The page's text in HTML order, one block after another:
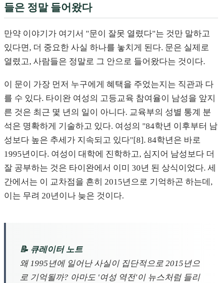
들은 정말 들어왔다
만약 이야기가 여기서 "문이 잘못 열렸다"는 것만 말하고
있다면, 더 중요한 사실 하나를 놓치게 된다. 문은 실제로
열렸고, 사람들은 정말로 그 안으로 들어왔다는 것이다.
이 문이 가장 먼저 누구에게 혜택을 주었는지는 직관과 다
를 수 있다. 타이완 여성의 고등교육 참여율이 남성을 앞지
른 것은 최근 몇 년의 일이 아니다. 교육부의 성별 통계 분
석은 명확하게 기술하고 있다. 여성의 "84학년 이후부터 남
성보다 높은 추세가 지속되고 있다"[8]. 84학년은 바로
1995년이다. 여성이 대학에 진학하고, 심지어 남성보다 더
잘 공부하는 것은 타이완에서 이미 30년 된 상식이었다. 세
간에서는 이 교차점을 흔히 2015년으로 기억하곤 하는데,
이는 무려 20년이나 늦은 것이다.
📝 큐레이터 노트
왜 1995년에 일어난 사실이 집단적으로 2015년으
로 기억될까? 아마도 '여성 역전'이 뉴스처럼 들리